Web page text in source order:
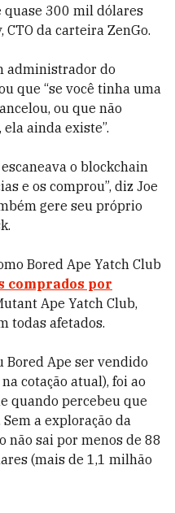
quase 300 mil dólares
CTO da carteira ZenGo.
administrador do
que “se você tinha uma
ou que não
ainda existe”.
o blockchain
e os comprou”, diz Joe
gere seu próprio
Bored Ape Yatch Club
comprados por
Ape Yatch Club,
todas afetados.
Bored Ape ser vendido
cotação atual), foi ao
quando percebeu que
a exploração da
não sai por menos de 88
(mais de 1,1 milhão